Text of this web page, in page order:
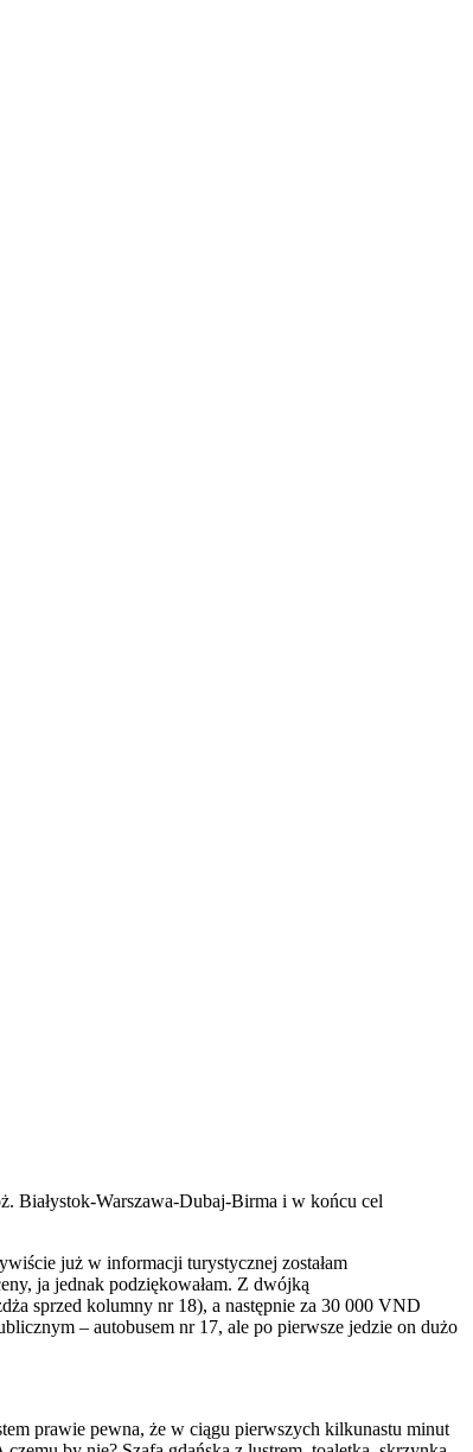
Białystok-Warszawa-Dubaj-Birma i w końcu cel
już w informacji turystycznej zostałam
ja jednak podziękowałam. Z dwójką
sprzed kolumny nr 18), a następnie za 30 000 VND
– autobusem nr 17, ale po pierwsze jedzie on dużo
prawie pewna, że w ciągu pierwszych kilkunastu minut